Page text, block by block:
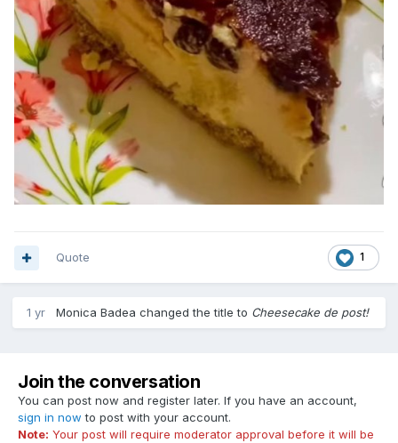
1
Quote
1 yr Monica Badea changed the title to Cheesecake de post!
Join the conversation
You can post now and register later. If you have an account,
sign in now to post with your account.
Note: Your post will require moderator approval before it will be